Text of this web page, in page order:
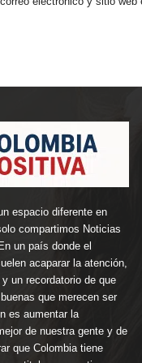
espacio diferente en
compartimos Noticias
un país donde el
acaparar la atención,
un recordatorio de que
que merecen ser
es aumentar la
de nuestra gente y de
que Colombia tiene